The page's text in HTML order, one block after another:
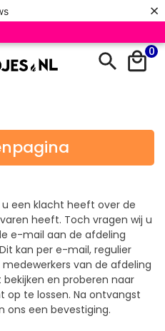
×
0
een klacht heeft over de
heeft. Toch vragen wij u
e-mail aan de afdeling
kan per e-mail, regulier
van de afdeling
en proberen naar
op te lossen. Na ontvangst
ons een bevestiging.